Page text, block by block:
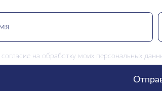
согласие на обработку моих персональных